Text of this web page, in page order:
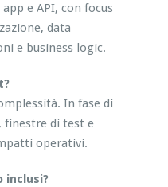
e API, con focus
data
e business logic.
In fase di
finestre di test e
operativi.
inclusi?